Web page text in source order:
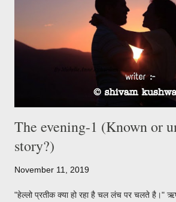
The evening-1 (Known or
story?)
November 11, 2019
"हेल्लो प्रतीक क्या हो रहा है चल लंच पर चलते है।"